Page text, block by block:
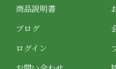
商品説明書
ブログ
ログイン